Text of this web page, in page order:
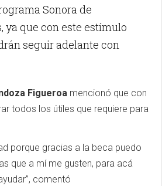
Sonora de
ya que con este estímulo
seguir adelante con
Figueroa mencionó que con
todos los útiles que requiere para
porque gracias a la beca puedo
que a mí me gusten, para acá
comentó